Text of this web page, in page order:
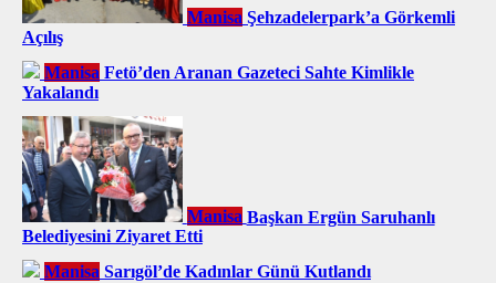
Manisa Şehzadelerpark’a Görkemli
Açılış
Manisa Fetö’den Aranan Gazeteci Sahte Kimlikle
Yakalandı
Manisa Başkan Ergün Saruhanlı
Belediyesini Ziyaret Etti
Manisa Sarıgöl’de Kadınlar Günü Kutlandı